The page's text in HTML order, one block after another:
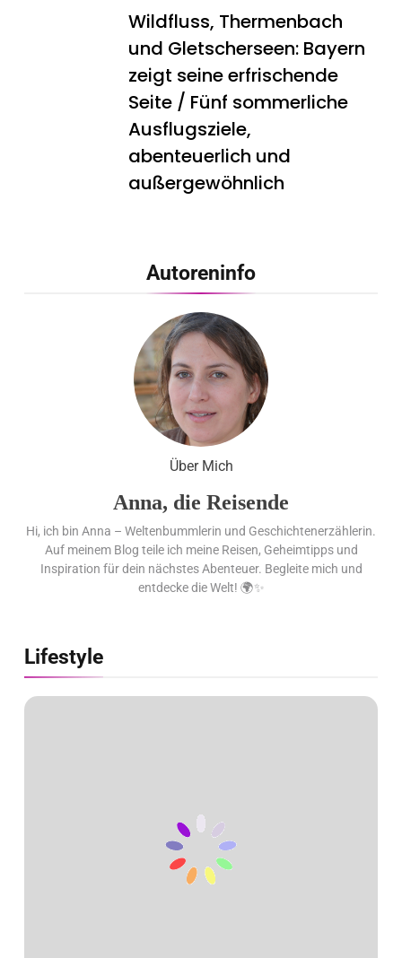
Wildfluss, Thermenbach
und Gletscherseen: Bayern
zeigt seine erfrischende
Seite / Fünf sommerliche
Ausflugsziele,
abenteuerlich und
außergewöhnlich
erneut für beste
Kundenberatung
ausgezeichnet /
Handelsblatt-Studie sieht
LCC zum siebten Mal in
Folge vorn
Cool down am Hintertuxer
Gletscher
Ägypten erleben mit
Builder Travel: sicher,
persönlich und gut
Autoreninfo
Über Mich
Anna, die Reisende
Hi, ich bin Anna – Weltenbummlerin und Geschichtenerzählerin.
Auf meinem Blog teile ich meine Reisen, Geheimtipps und
Inspiration für dein nächstes Abenteuer. Begleite mich und
entdecke die Welt! 🌍✨
Lifestyle